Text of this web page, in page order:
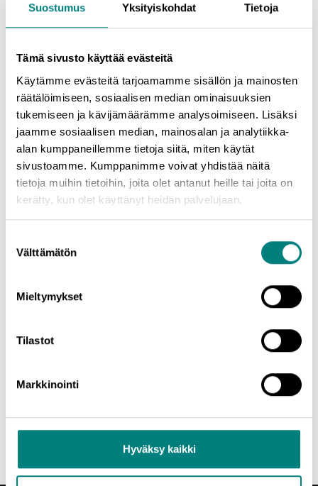
Suostumus Yksityiskohdat Tietoja
Tämä sivusto käyttää evästeitä
Käytämme evästeitä tarjoamamme sisällön ja mainosten
räätälöimiseen, sosiaalisen median ominaisuuksien
tukemiseen ja kävijämäärämme analysoimiseen. Lisäksi
jaamme sosiaalisen median, mainosalan ja analytiikka-
alan kumppaneillemme tietoja siitä, miten käytät
sivustoamme. Kumppanimme voivat yhdistää näitä
tietoja muihin tietoihin, joita olet antanut heille tai joita on
kerätty, kun olet käyttänyt heidän palvelujaan.
valinta
Välttämätön
Mieltymykset
Tilastot
Markkinointi
Hyväksy kaikki
Yhteiskunta sähköistyy vauhdilla, kun se siirtyy fossiilisten
Sähköistymiskehitys vaatii yhä enemmän teknologiametalleja
erilaisiin sovelluksiin. Raaka-aineiden riittävyyden näkökulmasta
on erittäin tärkeää, että myös kaikki kierrätysjakeet saadaan
optimaalisesti kiertoon.
– Neorem Magnets Oy:llä on tällä hetkellä valmiudet
hyödyntää käytöstä poistettujen tuulivoimaloiden
magneettimateriaalia uusien tuotteiden valmistuksessa, toteaa
yrityksen toimitusjohtajaJouko Tiittanen.
– Yhteistyöhankkeet Prizztechin kanssa ovat kehittäneet
aineen merkitys magneettituotannossa tulee kasvamaan
Tuulivoimalan purkupilotti toteutettiin osana EAKR-rahoitteista
-hanketta.
Lisätietoja
044 710 5363